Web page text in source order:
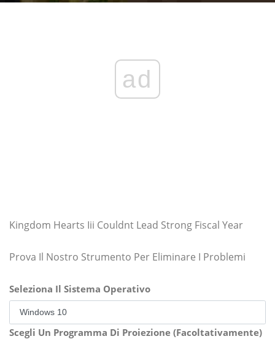
ad
Kingdom Hearts Iii Couldnt Lead Strong Fiscal Year
Prova Il Nostro Strumento Per Eliminare I Problemi
Seleziona Il Sistema Operativo
Scegli Un Programma Di Proiezione (Facoltativamente)